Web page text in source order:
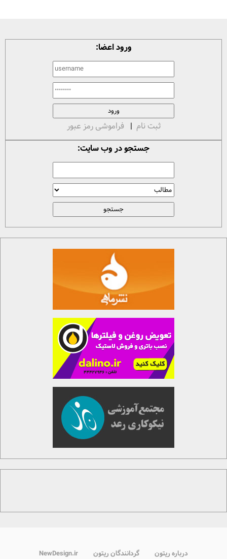
ورود اعضا:
ثبت نام | فراموشی رمز عبور
جستجو در وب سایت:
درباره ریتون گردانندگان ریتون NewDesign.ir